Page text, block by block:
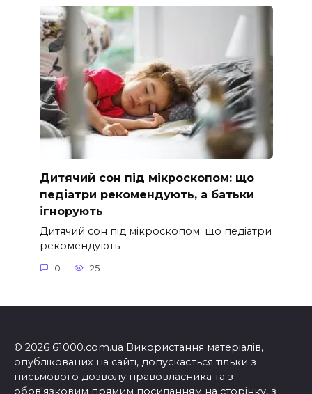
Дитячий сон під мікроскопом: що
педіатри рекомендують, а батьки
ігнорують
Дитячий сон під мікроскопом: що педіатри
рекомендують
0 25
© 2026 61000.com.ua Використання матеріалів,
опублікованих на сайті, допускається тільки з
письмового дозволу правовласника та з
обов'язковим прямим посиланням на сторінку, з